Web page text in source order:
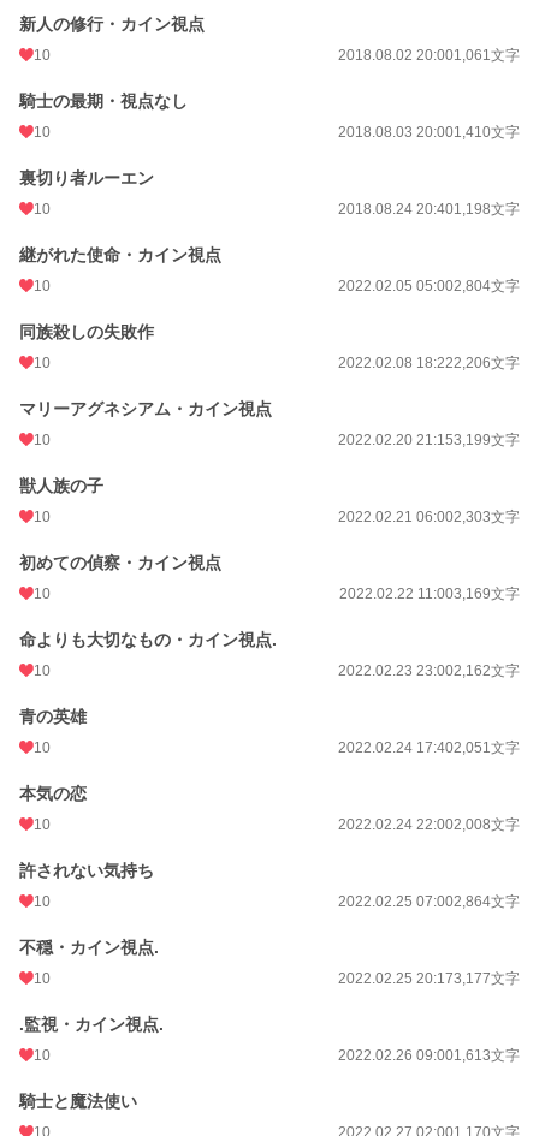
新人の修行・カイン視点
10 2018.08.02 20:001,061文字
騎士の最期・視点なし
10 2018.08.03 20:001,410文字
裏切り者ルーエン
10 2018.08.24 20:401,198文字
継がれた使命・カイン視点
10 2022.02.05 05:002,804文字
同族殺しの失敗作
10 2022.02.08 18:222,206文字
マリーアグネシアム・カイン視点
10 2022.02.20 21:153,199文字
獣人族の子
10 2022.02.21 06:002,303文字
初めての偵察・カイン視点
10 2022.02.22 11:003,169文字
命よりも大切なもの・カイン視点.
10 2022.02.23 23:002,162文字
青の英雄
10 2022.02.24 17:402,051文字
本気の恋
10 2022.02.24 22:002,008文字
許されない気持ち
10 2022.02.25 07:002,864文字
不穏・カイン視点.
10 2022.02.25 20:173,177文字
.監視・カイン視点.
10 2022.02.26 09:001,613文字
騎士と魔法使い
10 2022.02.27 02:001,170文字